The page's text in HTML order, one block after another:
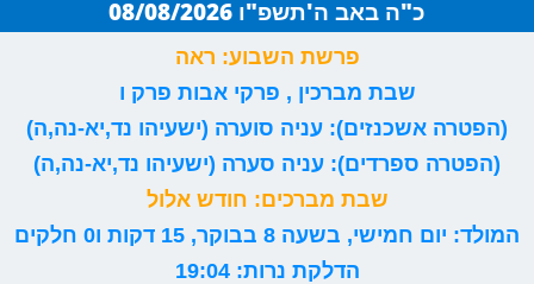
כ"ה באב ה'תשפ"ו 08/08/2026
פרשת השבוע: ראה
שבת מברכין , פרקי אבות פרק ו
(הפטרה אשכנזים): עניה סוערה (ישעיהו נד,יא-נה,ה)
(הפטרה ספרדים): עניה סערה (ישעיהו נד,יא-נה,ה)
שבת מברכים: חודש אלול
המולד: יום חמישי, בשעה 8 בבוקר, 15 דקות ו0 חלקים
הדלקת נרות: 19:04